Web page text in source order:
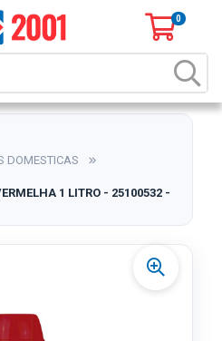
0
DOMESTICAS
1 LITRO - 25100532 -